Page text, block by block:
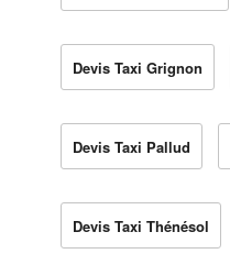
Devis Taxi Grignon
Devis Taxi Pallud
Devis Taxi Thénésol